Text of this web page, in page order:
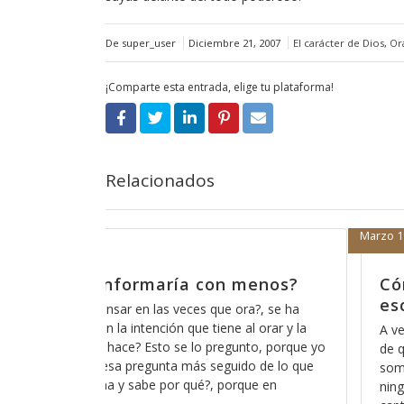
De super_user Diciembre 21, 2007 El carácter de Dios,
¡Comparte esta entrada, elige tu plataforma!
Relacionados
está eso de que Dios no nos
pareciera que Dios está loco, cómo está eso
Dios no escucha a los pecadores?, acaso no
todos pecadores?, entonces?, no escucha a
de nosotros?, ó cómo es que haremos para
Febrero 14,
Por
Dios,
estar
nuestro